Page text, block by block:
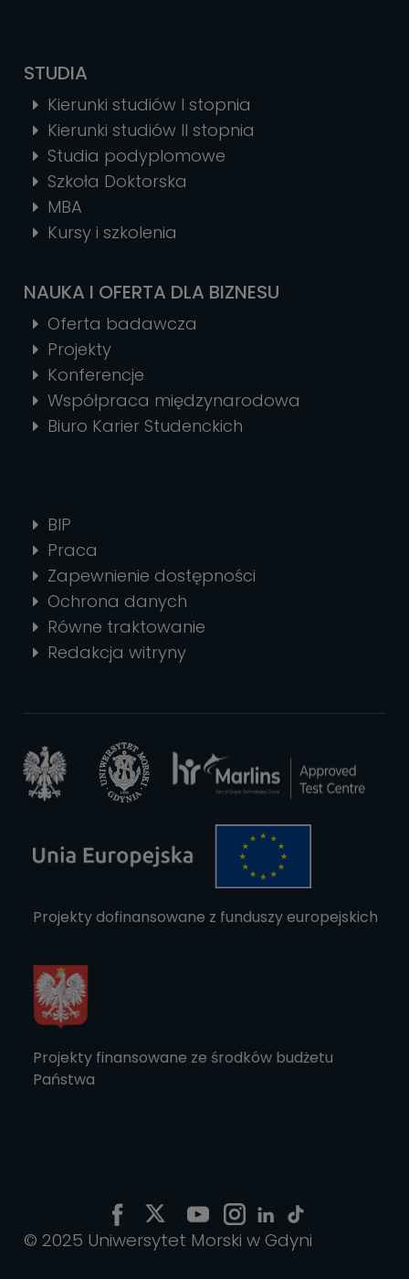
STUDIA
Kierunki studiów I stopnia
Kierunki studiów II stopnia
Studia podyplomowe
Szkoła Doktorska
MBA
Kursy i szkolenia
NAUKA I OFERTA DLA BIZNESU
Oferta badawcza
Projekty
Konferencje
Współpraca międzynarodowa
Biuro Karier Studenckich
BIP
Praca
Zapewnienie dostępności
Ochrona danych
Równe traktowanie
Redakcja witryny
Projekty dofinansowane z funduszy europejskich
Projekty finansowane ze środków budżetu
Państwa
© 2025 Uniwersytet Morski w Gdyni